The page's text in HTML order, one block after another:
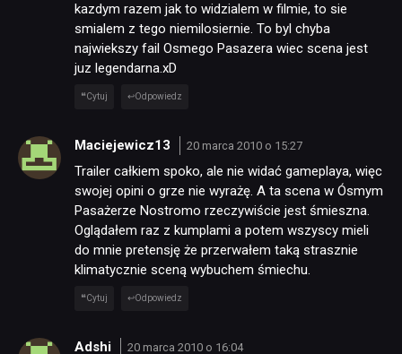
kazdym razem jak to widzialem w filmie, to sie
smialem z tego niemilosiernie. To byl chyba
najwiekszy fail Osmego Pasazera wiec scena jest
juz legendarna.xD
Cytuj Odpowiedz
Maciejewicz13 20 marca 2010 o 15:27
Trailer całkiem spoko, ale nie widać gameplaya, więc
swojej opini o grze nie wyrażę. A ta scena w Ósmym
Pasażerze Nostromo rzeczywiście jest śmieszna.
Oglądałem raz z kumplami a potem wszyscy mieli
do mnie pretensję że przerwałem taką strasznie
klimatycznie sceną wybuchem śmiechu.
Cytuj Odpowiedz
Adshi 20 marca 2010 o 16:04